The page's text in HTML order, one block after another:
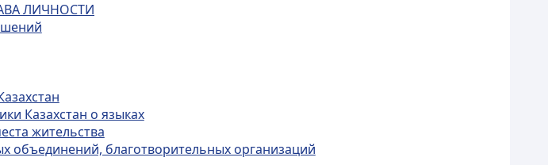
ЛИЧНОСТИ
Казахстан о языках
жительства
объединений, благотворительных организаций